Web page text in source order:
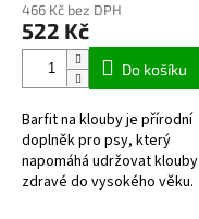
produktu
je
hvězdiček.
466 Kč bez DPH
522 Kč
Do košíku
Barfit na klouby je přírodní
doplněk pro psy, který
napomáhá udržovat klouby
zdravé do vysokého věku.